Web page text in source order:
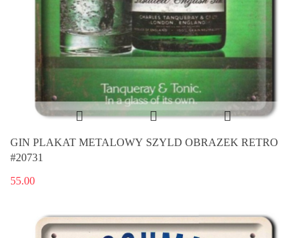
GIN PLAKAT METALOWY SZYLD OBRAZEK RETRO
#20731
55.00